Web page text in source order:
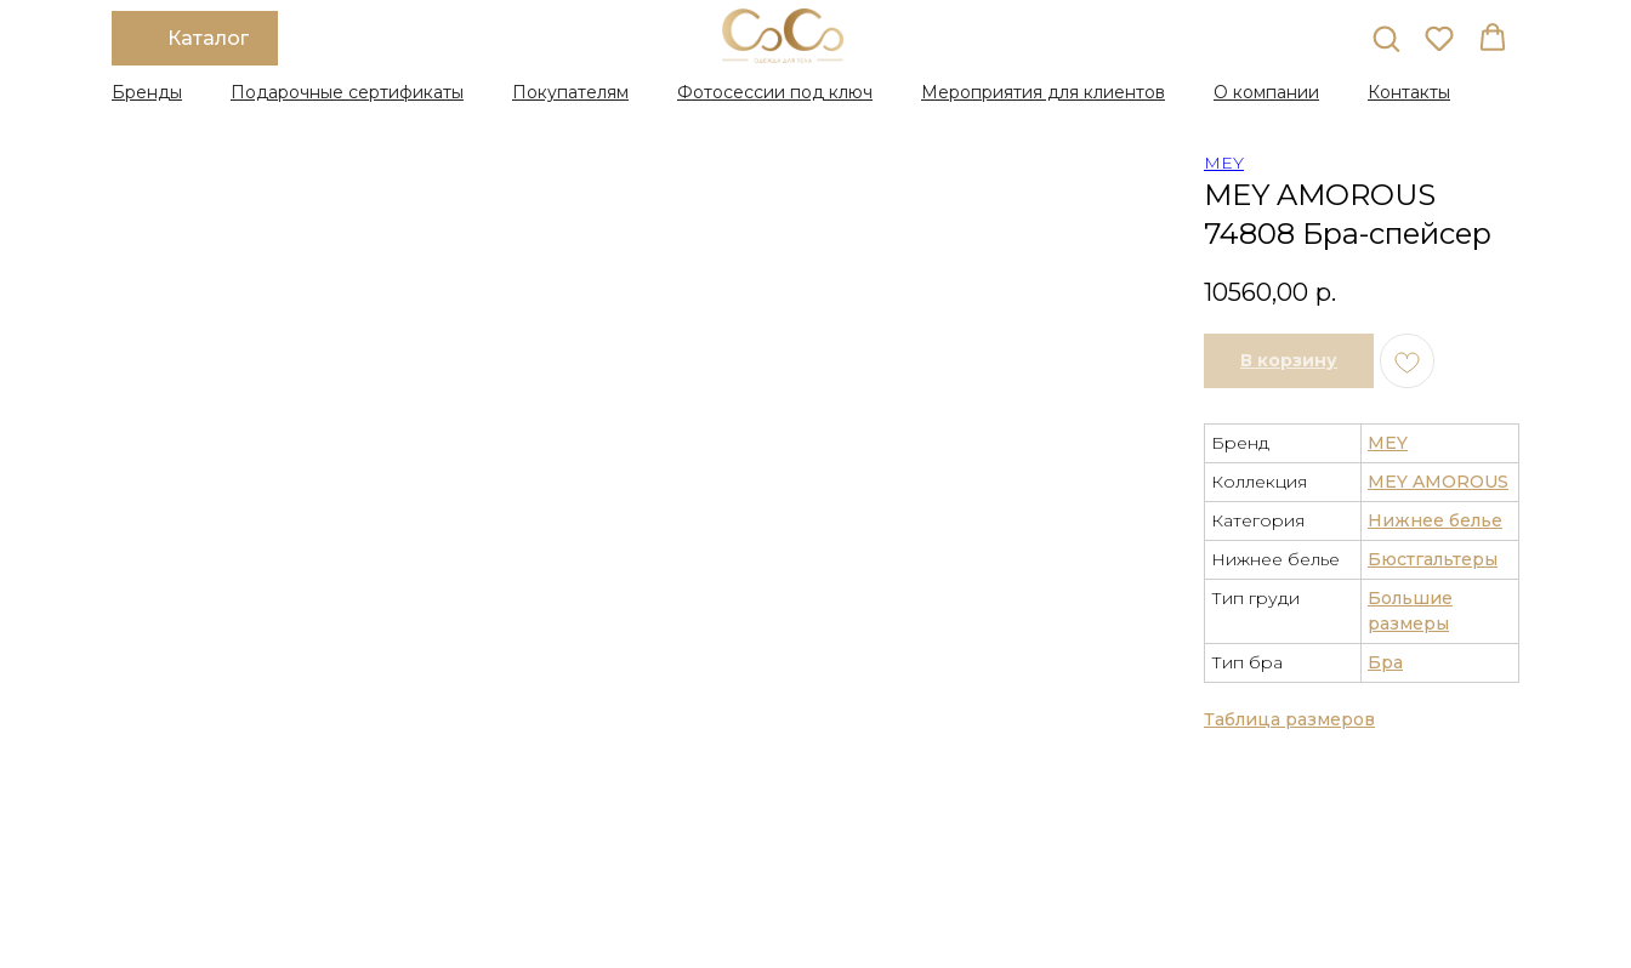
Каталог
Бренды Подарочные сертификаты Покупателям Фотосессии под ключ Мероприятия для клиентов О компании Контакты
MEY AMOROUS
74808 Бра-спейсер
MEY
10560,00 р.
В корзину
Таблица размеров
Бренд
MEY
Коллекция
MEY AMOROUS
Категория
Нижнее белье
Нижнее белье
Бюстгальтеры
Тип груди
Большие
размеры
Тип бра
Бра